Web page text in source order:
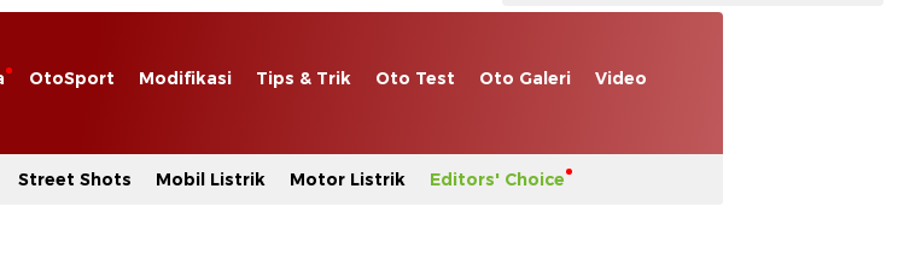
OtoSport Modifikasi Tips & Trik Oto Test Oto Galeri Video
Street Shots Mobil Listrik Motor Listrik Editors' Choice